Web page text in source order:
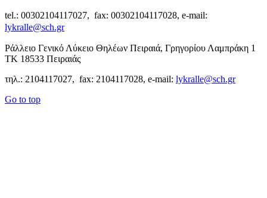
tel.: 00302104117027, fax: 00302104117028, e-mail:
lykralle@sch.gr
Ράλλειο Γενικό Λύκειο Θηλέων Πειραιά, Γρηγορίου Λαμπράκη 1
ΤΚ 18533 Πειραιάς
τηλ.: 2104117027, fax: 2104117028, e-mail: lykralle@sch.gr
Go to top